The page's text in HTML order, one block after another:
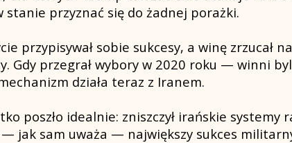
stanie przyznać się do żadnej porażki.
przypisywał sobie sukcesy, a winę
Gdy przegrał wybory w 2020 roku — winni
działa teraz z Iranem.
poszło idealnie: zniszczył irańskie
— jak sam uważa — największy sukces